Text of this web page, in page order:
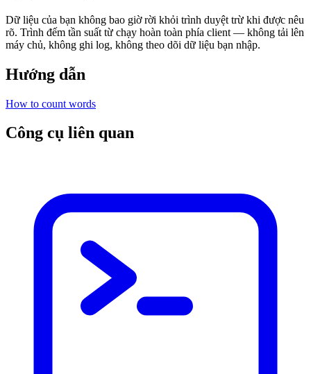
Dữ liệu của bạn không bao giờ rời khỏi trình duyệt trừ khi được nêu
rõ. Trình đếm tần suất từ chạy hoàn toàn phía client — không tải lên
máy chủ, không ghi log, không theo dõi dữ liệu bạn nhập.
Hướng dẫn
How to count words
Công cụ liên quan